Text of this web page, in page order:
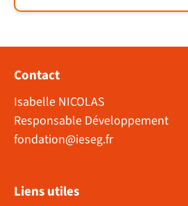
Contact
Isabelle NICOLAS
Responsable Développement
fondation@ieseg.fr
Liens utiles